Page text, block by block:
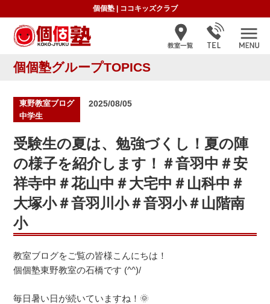
個個塾| ココキッズクラブ
個個塾グループTOPICS
投2025/08/05
東野教室ブログ
中学生
受験生の夏は、勉強づくし！夏の陣
の様子を紹介します！＃音羽中＃安
祥寺中＃花山中＃大宅中＃山科中＃
大塚小＃音羽川小＃音羽小＃山階南
小
教室ブログをご覧の皆様こんにちは！
個個塾東野教室の石橋です (^^)/
毎日暑い日が続いていますね！🌞